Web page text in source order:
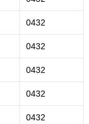
0432
0432
0432
0432
0432